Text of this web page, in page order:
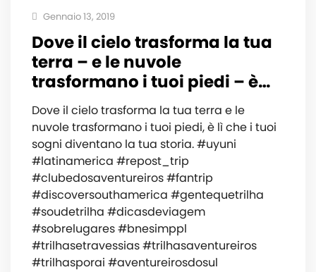
Gennaio 13, 2019
Dove il cielo trasforma la tua
terra – e le nuvole
trasformano i tuoi piedi – è…
Dove il cielo trasforma la tua terra e le
nuvole trasformano i tuoi piedi, è lì che i tuoi
sogni diventano la tua storia. #uyuni
#latinamerica #repost_trip
#clubedosaventureiros #fantrip
#discoversouthamerica #gentequetrilha
#soudetrilha #dicasdeviagem
#sobrelugares #bnesimppl
#trilhasetravessias #trilhasaventureiros
#trilhasporai #aventureirosdosul